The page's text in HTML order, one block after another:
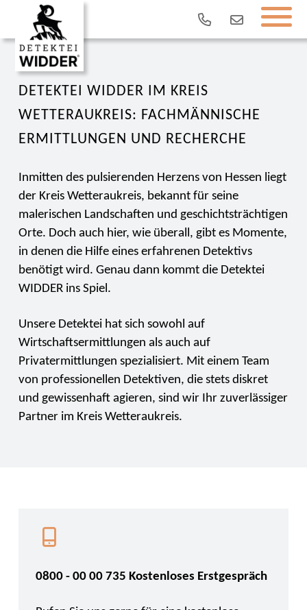
DETEKTEI WIDDER IM KREIS
WETTERAUKREIS: FACHMÄNNISCHE
ERMITTLUNGEN UND RECHERCHE
Inmitten des pulsierenden Herzens von Hessen liegt
der Kreis Wetteraukreis, bekannt für seine
malerischen Landschaften und geschichtsträchtigen
Orte. Doch auch hier, wie überall, gibt es Momente,
in denen die Hilfe eines erfahrenen Detektivs
benötigt wird. Genau dann kommt die Detektei
WIDDER ins Spiel.
Unsere Detektei hat sich sowohl auf
Wirtschaftsermittlungen als auch auf
Privatermittlungen spezialisiert. Mit einem Team
von professionellen Detektiven, die stets diskret
und gewissenhaft agieren, sind wir Ihr zuverlässiger
Partner im Kreis Wetteraukreis.
0800 - 00 00 735 Kostenloses Erstgespräch